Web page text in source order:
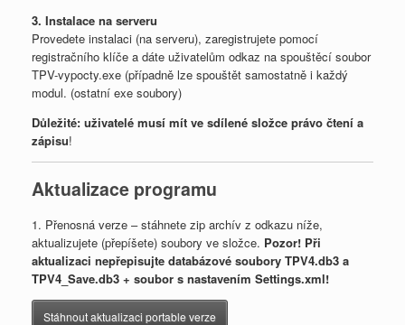
3. Instalace na serveru
Provedete instalaci (na serveru), zaregistrujete pomocí
registračního klíče a dáte uživatelům odkaz na spouštěcí soubor
TPV-vypocty.exe (případně lze spouštět samostatně i každý
modul. (ostatní exe soubory)
Důležité: uživatelé musí mít ve sdílené složce právo čtení a
zápisu!
Aktualizace programu
1. Přenosná verze – stáhnete zip archív z odkazu níže,
aktualizujete (přepíšete) soubory ve složce. Pozor! Při
aktualizaci nepřepisujte databázové soubory TPV4.db3 a
TPV4_Save.db3 + soubor s nastavením Settings.xml!
Stáhnout aktualizaci portable verze